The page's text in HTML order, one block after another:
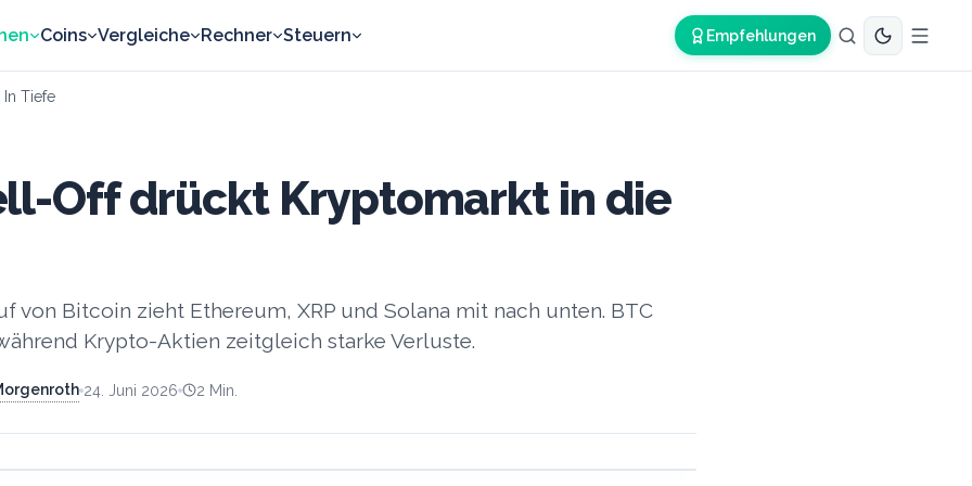
Coins Vergleiche Rechner Steuern Empfehlungen
Tiefe
Off drückt Kryptomarkt in die
von Bitcoin zieht Ethereum, XRP und Solana mit nach unten. BTC
Krypto-Aktien zeitgleich starke Verluste.
24. Juni 2026 2 Min.